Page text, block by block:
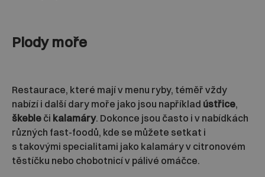
Plody moře
Restaurace, které mají v menu ryby, téměř vždy
nabízí i další dary moře jako jsou například ústřice,
škeble či kalamáry. Dokonce jsou často i v nabídkách
různých fast-foodů, kde se můžete setkat i
s takovými specialitami jako kalamáry v citronovém
těstíčku nebo chobotnicí v pálivé omáčce.